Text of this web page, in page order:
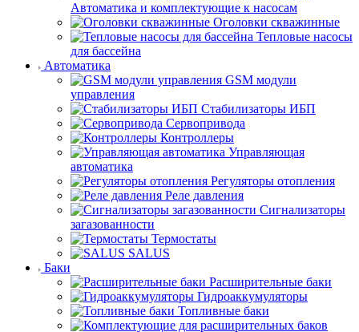
Автоматика и комплектующие к насосам
Оголовки скважинные
Тепловые насосы
для бассейна
Автоматика
GSM модули
управления
Стабилизаторы ИБП
Сервопривода
Контроллеры
Управляющая
автоматика
Регуляторы отопления
Реле давления
Сигнализаторы
загазованности
Термостаты
SALUS
Баки
Расширительные баки
Гидроаккумуляторы
Топливные баки